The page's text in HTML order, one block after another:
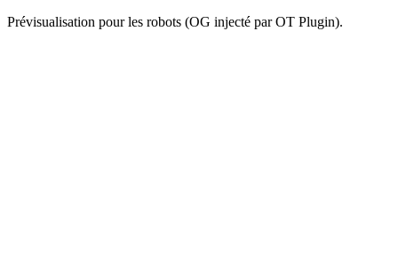
Prévisualisation pour les robots (OG injecté par OT Plugin).